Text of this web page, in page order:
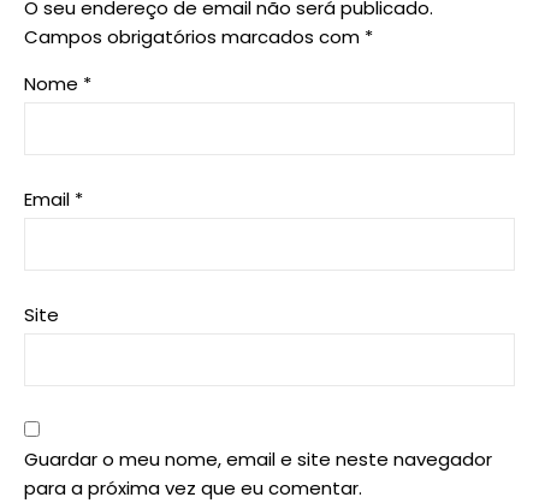
O seu endereço de email não será publicado.
Campos obrigatórios marcados com *
Nome *
Email *
Site
Guardar o meu nome, email e site neste navegador
para a próxima vez que eu comentar.